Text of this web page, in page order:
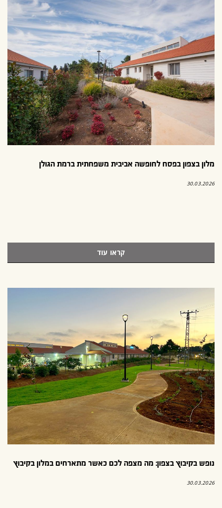
מלון בצפון בפסח לחופשה אביבית משפחתית ברמת הגולן
30.03.2026
קראו עוד
נופש בקיבוץ בצפון: מה מצפה לכם כאשר מתארחים במלון בקיבוץ
30.03.2026